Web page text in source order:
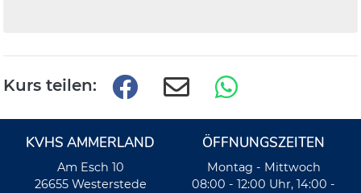
Kurs teilen:
KVHS AMMERLAND
Am Esch 10
26655 Westerstede
ÖFFNUNGSZEITEN
Montag - Mittwoch
08:00 - 12:00 Uhr, 14:00 -